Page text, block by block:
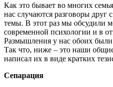
Как это бывает во многих
нас случаются разговоры друг
темы. В этот раз мы обсудили
современной психологии и в
Размышления у нас обоих
Так что, ниже – это наши
написал их в виде кратких
Сепарация